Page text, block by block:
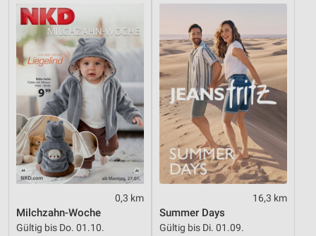
0,3 km
Milchzahn-Woche
Gültig bis Do. 01.10.
16,3 km
Summer Days
Gültig bis Di. 01.09.